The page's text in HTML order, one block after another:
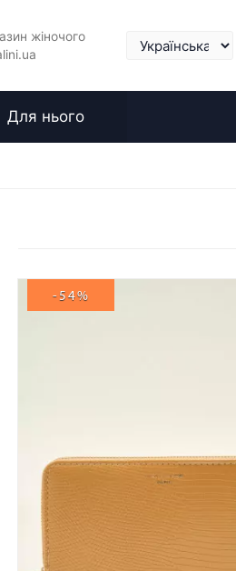
жіночого
Для нього
-54%